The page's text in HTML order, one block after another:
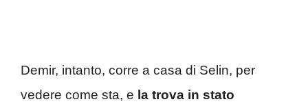
Demir, intanto, corre a casa di Selin, per
vedere come sta, e la trova in stato